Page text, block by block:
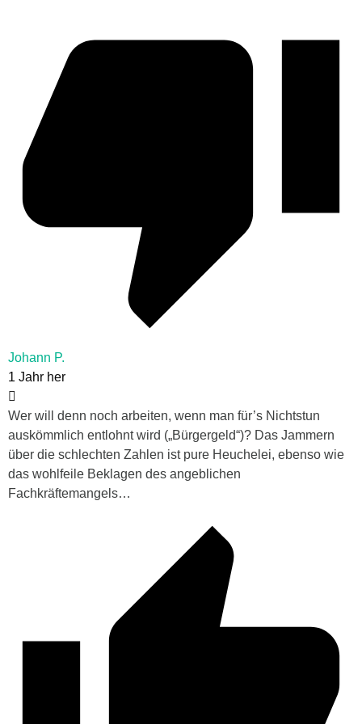
Johann P.
1 Jahr her
Wer will denn noch arbeiten, wenn man für’s Nichtstun
auskömmlich entlohnt wird („Bürgergeld“)? Das Jammern
über die schlechten Zahlen ist pure Heuchelei, ebenso wie
das wohlfeile Beklagen des angeblichen
Fachkräftemangels…